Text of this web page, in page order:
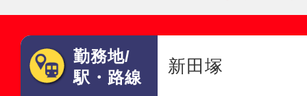
勤務地/
駅・路線
新田塚